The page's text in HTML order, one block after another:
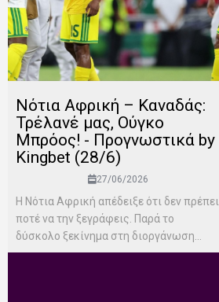
Νότια Αφρική – Καναδάς:
Τρέλανέ μας, Ούγκο
Μπρόος! - Προγνωστικά by
Kingbet (28/6)
27/06/2026
Η Νότια Αφρική απέδειξε ότι δεν πρέπει
ποτέ να την ξεγράφεις. Παρά το
δύσκολο ξεκίνημα στη διοργάνωση...